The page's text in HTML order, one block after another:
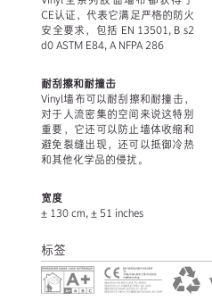
CE认证，代表它满足严格的防火
安全要求，包括 EN 13501, B s2
d0 ASTM E84, A NFPA 286
耐刮擦和耐撞击
Vinyl墙布可以耐刮擦和耐撞击，
对于人流密集的空间来说这特别
重要，它还可以防止墙体收缩和
避免裂缝出现，还可以抵御冷热
和其他化学品的侵扰。
宽度
± 130 cm, ± 51 inches
标签